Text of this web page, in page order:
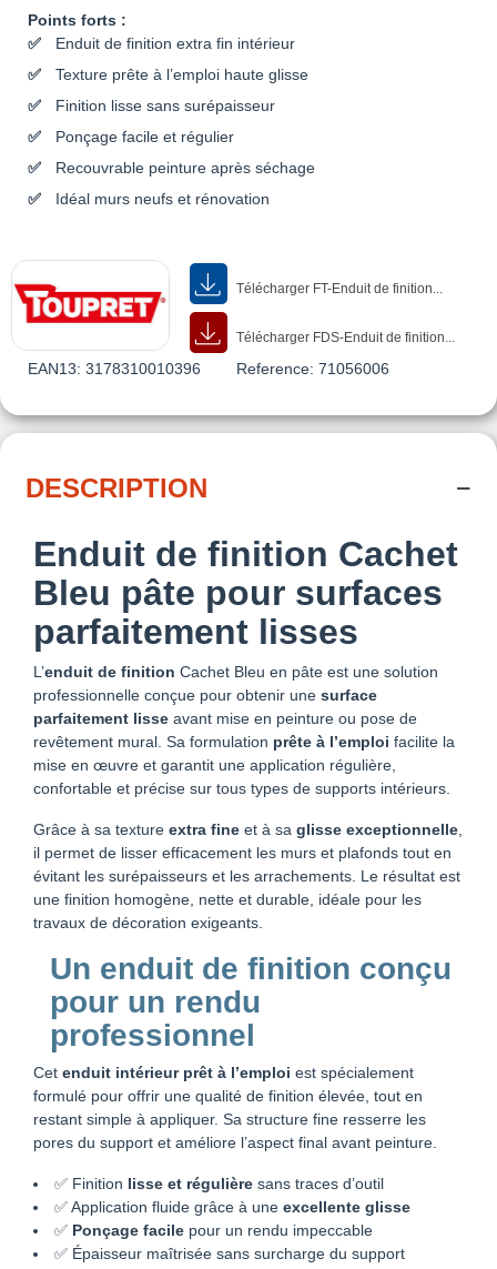
Points forts :
Enduit de finition extra fin intérieur
Texture prête à l’emploi haute glisse
Finition lisse sans surépaisseur
Ponçage facile et régulier
Recouvrable peinture après séchage
Idéal murs neufs et rénovation
Télécharger FT-Enduit de finition...
Télécharger FDS-Enduit de finition...
EAN13: 3178310010396 Reference: 71056006
DESCRIPTION
Enduit de finition Cachet
Bleu pâte pour surfaces
parfaitement lisses
L’enduit de finition Cachet Bleu en pâte est une solution
professionnelle conçue pour obtenir une surface
parfaitement lisse avant mise en peinture ou pose de
revêtement mural. Sa formulation prête à l’emploi facilite la
mise en œuvre et garantit une application régulière,
confortable et précise sur tous types de supports intérieurs.
Grâce à sa texture extra fine et à sa glisse exceptionnelle
il permet de lisser efficacement les murs et plafonds tout en
évitant les surépaisseurs et les arrachements. Le résultat est
une finition homogène, nette et durable, idéale pour les
travaux de décoration exigeants.
Un enduit de finition conçu
pour un rendu
professionnel
Cet enduit intérieur prêt à l’emploi est spécialement
formulé pour offrir une qualité de finition élevée, tout en
restant simple à appliquer. Sa structure fine resserre les
pores du support et améliore l’aspect final avant peinture.
✅ Finition lisse et régulière sans traces d’outil
✅ Application fluide grâce à une excellente glisse
✅ Ponçage facile pour un rendu impeccable
✅ Épaisseur maîtrisée sans surcharge du support